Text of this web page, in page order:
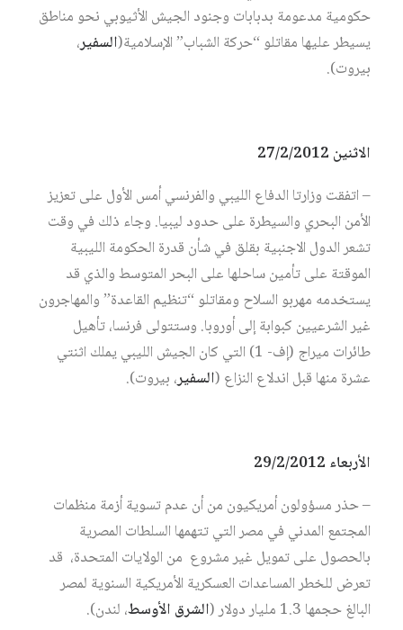
حكومية مدعومة بدبابات وجنود الجيش الأثيوبي نحو مناطق
يسيطر عليها مقاتلو “حركة الشباب” الإسلامية(السفير،
بيروت).
الاثنين 27/2/2012
– اتفقت وزارتا الدفاع الليبي والفرنسي أمس الأول على تعزيز
الأمن البحري والسيطرة على حدود ليبيا. وجاء ذلك في وقت
تشعر الدول الاجنبية بقلق في شأن قدرة الحكومة الليبية
الموقتة على تأمين ساحلها على البحر المتوسط والذي قد
يستخدمه مهربو السلاح ومقاتلو “تنظيم القاعدة” والمهاجرون
غير الشرعيين كبوابة إلى أوروبا. وستتولى فرنسا، تأهيل
طائرات ميراج (إف- 1) التي كان الجيش الليبي يملك اثنتي
عشرة منها قبل اندلاع النزاع (السفير، بيروت).
الأربعاء 29/2/2012
– حذر مسؤولون أمريكيون من أن عدم تسوية أزمة منظمات
المجتمع المدني في مصر التي تتهمها السلطات المصرية
بالحصول على تمويل غير مشروع من الولايات المتحدة، قد
تعرض للخطر المساعدات العسكرية الأمريكية السنوية لمصر
البالغ حجمها 1.3 مليار دولار (
الشرق الأوسط، لندن).